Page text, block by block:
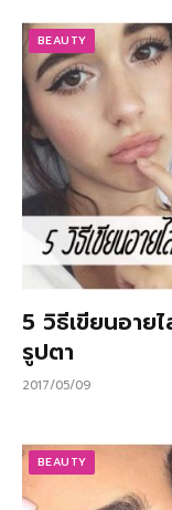
BEAUTY
5 วิธีเขียนอาย
รูปตา
2017/05/09
BEAUTY